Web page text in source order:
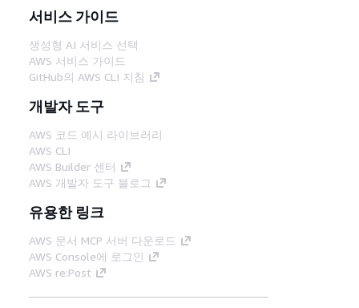
서비스 가이드
생성형 AI 서비스 선택
AWS 서비스 가이드
GitHub의 AWS CLI 지침
개발자 도구
AWS 코드 예시 라이브러리
AWS CLI
AWS Builder 센터
AWS 개발자 도구 블로그
유용한 링크
AWS 문서 MCP 서버 다운로드
AWS Console에 로그인
AWS re:Post